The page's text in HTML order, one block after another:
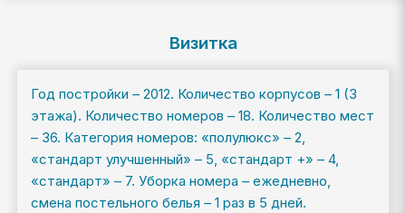
Визитка
Год постройки – 2012. Количество корпусов – 1 (3
этажа). Количество номеров – 18. Количество мест
– 36. Категория номеров: «полулюкс» – 2,
«стандарт улучшенный» – 5, «стандарт +» – 4,
«стандарт» – 7. Уборка номера – ежедневно,
смена постельного белья – 1 раз в 5 дней.